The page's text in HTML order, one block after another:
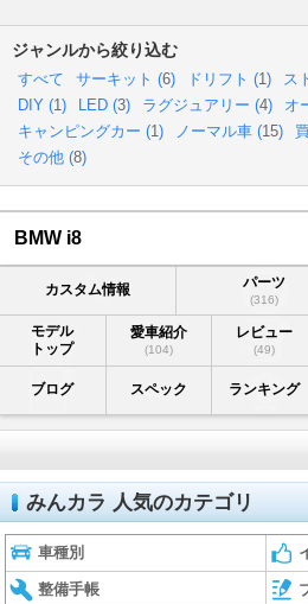
ジャンルから絞り込む
すべて サーキット (6) ドリフト (1 ) ス
DIY (1 ) LED (3) ラグジュアリー (4) オ
キャンピングカー (1 ) ノーマル車 (15)
その他 (8)
BMW i8
カスタム情報 パーツ
(316)
モデル
トップ
愛車紹介
(104)
レビュー
(49)
ブログ スペック ランキング
みんカラ 人気のカテゴリ
車種別
整備手帳